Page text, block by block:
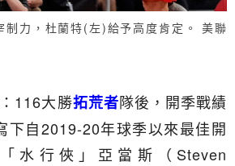
制力，杜蘭特(左)給予高度肯定。 美聯
116大勝拓荒者隊後，開季戰績
下自2019-20年球季以來最佳開
水行俠」亞當斯（Steven